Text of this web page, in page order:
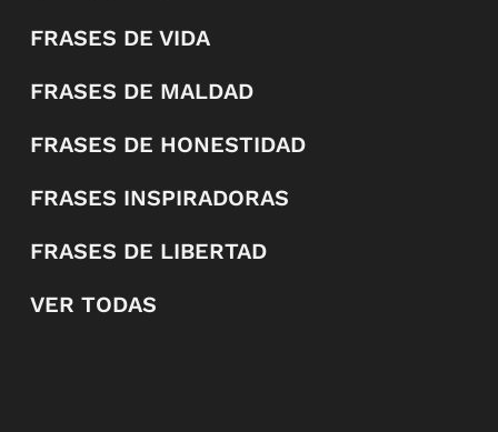
FRASES DE VIDA
FRASES DE MALDAD
FRASES DE HONESTIDAD
FRASES INSPIRADORAS
FRASES DE LIBERTAD
VER TODAS